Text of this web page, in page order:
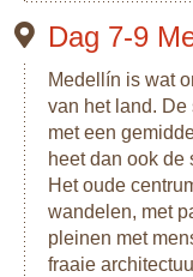
Dag 7-9
Medellín is wat
van het land. De
met een
heet dan ook de
Het oude
wandelen, met
pleinen met
fraaie